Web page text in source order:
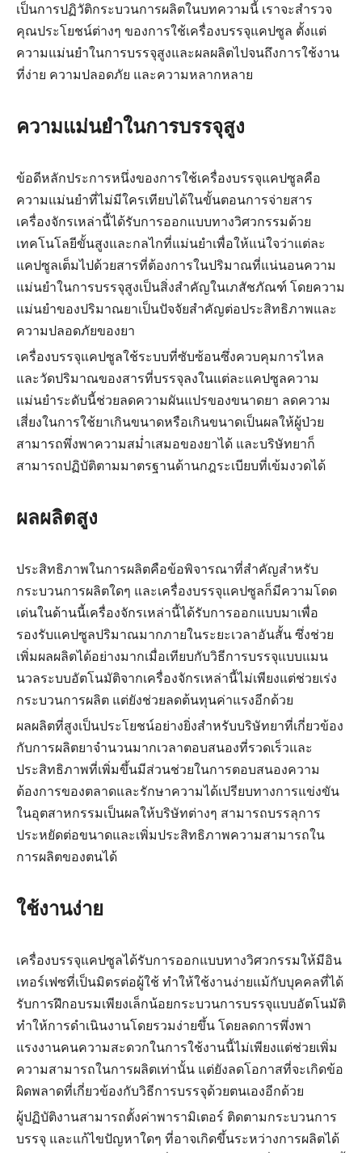
เป็นการปฏิวัติกระบวนการผลิตในบทความนี้ เราจะสำรวจ
คุณประโยชน์ต่างๆ ของการใช้เครื่องบรรจุแคปซูล ตั้งแต่
ความแม่นยำในการบรรจุสูงและผลผลิตไปจนถึงการใช้งาน
ที่ง่าย ความปลอดภัย และความหลากหลาย
ความแม่นยำในการบรรจุสูง
ข้อดีหลักประการหนึ่งของการใช้เครื่องบรรจุแคปซูลคือ
ความแม่นยำที่ไม่มีใครเทียบได้ในขั้นตอนการจ่ายสาร
เครื่องจักรเหล่านี้ได้รับการออกแบบทางวิศวกรรมด้วย
เทคโนโลยีขั้นสูงและกลไกที่แม่นยำเพื่อให้แน่ใจว่าแต่ละ
แคปซูลเต็มไปด้วยสารที่ต้องการในปริมาณที่แน่นอนความ
แม่นยำในการบรรจุสูงเป็นสิ่งสำคัญในเภสัชภัณฑ์ โดยความ
แม่นยำของปริมาณยาเป็นปัจจัยสำคัญต่อประสิทธิภาพและ
ความปลอดภัยของยา
เครื่องบรรจุแคปซูลใช้ระบบที่ซับซ้อนซึ่งควบคุมการไหล
และวัดปริมาณของสารที่บรรจุลงในแต่ละแคปซูลความ
แม่นยำระดับนี้ช่วยลดความผันแปรของขนาดยา ลดความ
เสี่ยงในการใช้ยาเกินขนาดหรือเกินขนาดเป็นผลให้ผู้ป่วย
สามารถพึ่งพาความสม่ำเสมอของยาได้ และบริษัทยาก็
สามารถปฏิบัติตามมาตรฐานด้านกฎระเบียบที่เข้มงวดได้
ผลผลิตสูง
ประสิทธิภาพในการผลิตคือข้อพิจารณาที่สำคัญสำหรับ
กระบวนการผลิตใดๆ และเครื่องบรรจุแคปซูลก็มีความโดด
เด่นในด้านนี้เครื่องจักรเหล่านี้ได้รับการออกแบบมาเพื่อ
รองรับแคปซูลปริมาณมากภายในระยะเวลาอันสั้น ซึ่งช่วย
เพิ่มผลผลิตได้อย่างมากเมื่อเทียบกับวิธีการบรรจุแบบแมน
นวลระบบอัตโนมัติจากเครื่องจักรเหล่านี้ไม่เพียงแต่ช่วยเร่ง
กระบวนการผลิต แต่ยังช่วยลดต้นทุนค่าแรงอีกด้วย
ผลผลิตที่สูงเป็นประโยชน์อย่างยิ่งสำหรับบริษัทยาที่เกี่ยวข้อง
กับการผลิตยาจำนวนมากเวลาตอบสนองที่รวดเร็วและ
ประสิทธิภาพที่เพิ่มขึ้นมีส่วนช่วยในการตอบสนองความ
ต้องการของตลาดและรักษาความได้เปรียบทางการแข่งขัน
ในอุตสาหกรรมเป็นผลให้บริษัทต่างๆ สามารถบรรลุการ
ประหยัดต่อขนาดและเพิ่มประสิทธิภาพความสามารถใน
การผลิตของตนได้
ใช้งานง่าย
เครื่องบรรจุแคปซูลได้รับการออกแบบทางวิศวกรรมให้มีอิน
เทอร์เฟซที่เป็นมิตรต่อผู้ใช้ ทำให้ใช้งานง่ายแม้กับบุคคลที่ได้
รับการฝึกอบรมเพียงเล็กน้อยกระบวนการบรรจุแบบอัตโนมัติ
ทำให้การดำเนินงานโดยรวมง่ายขึ้น โดยลดการพึ่งพา
แรงงานคนความสะดวกในการใช้งานนี้ไม่เพียงแต่ช่วยเพิ่ม
ความสามารถในการผลิตเท่านั้น แต่ยังลดโอกาสที่จะเกิดข้อ
ผิดพลาดที่เกี่ยวข้องกับวิธีการบรรจุด้วยตนเองอีกด้วย
ผู้ปฏิบัติงานสามารถตั้งค่าพารามิเตอร์ ติดตามกระบวนการ
บรรจุ และแก้ไขปัญหาใดๆ ที่อาจเกิดขึ้นระหว่างการผลิตได้